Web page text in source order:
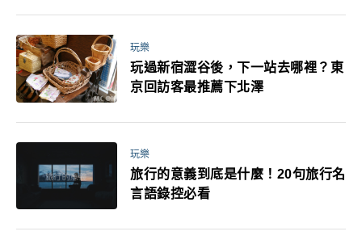
玩樂
玩過新宿澀谷後，下一站去哪裡？東
京回訪客最推薦下北澤
玩樂
旅行的意義到底是什麼！20句旅行名
言語錄控必看